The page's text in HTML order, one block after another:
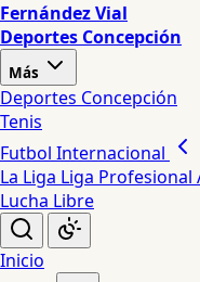
Fernández Vial
Deportes Concepción
Más
Deportes Concepción
Tenis
Futbol Internacional
La Liga Liga Profesional
Lucha Libre
Inicio